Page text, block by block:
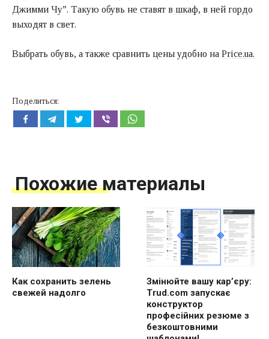
Джимми Чу”. Такую обувь не ставят в шкаф, в ней гордо
выходят в свет.
Выбрать обувь, а также сравнить цены удобно на Price.ua.
Поделиться:
Похожие материалы
Как сохранить зелень
свежей надолго
Змінюйте вашу кар’єру:
Trud.com запускає
конструктор
професійних резюме з
безкоштовними